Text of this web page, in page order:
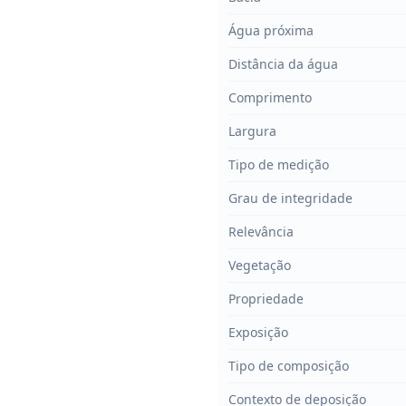
Água próxima
Distância da água
Comprimento
Largura
Tipo de medição
Grau de integridade
Relevância
Vegetação
Propriedade
Exposição
Tipo de composição
Contexto de deposição